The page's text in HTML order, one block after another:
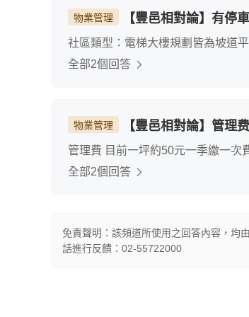
物業管理 【豐邑相對論】有停
社區類型：電梯大樓規劃皆為坡道
全部2個回答
物業管理 【豐邑相對論】管理
管理費 目前一坪約50元一季繳一次
小時管理 管委會積極協助住戶處理
全部2個回答
免責聲明：該頻道所使用之回答內容，均
話進行反饋：02-55722000